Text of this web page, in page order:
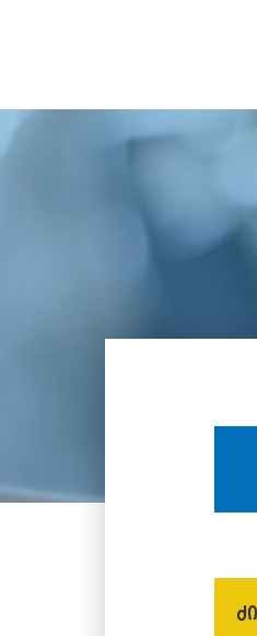
სახელობის
სახელმწიფო